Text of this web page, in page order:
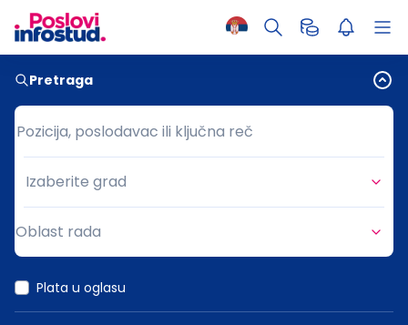
Pretraga
Pozicija, poslodavac ili ključna reč
Pozicija, poslodavac ili ključna reč
Grad
Izaberite grad
Oblast rada
Plata u oglasu